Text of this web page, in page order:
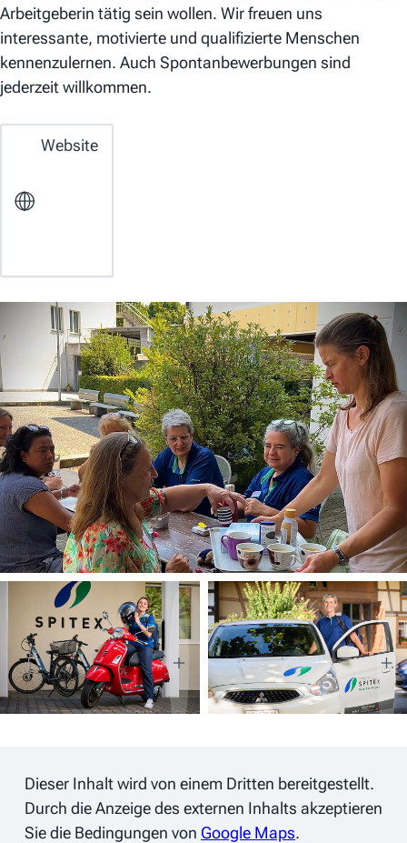
Arbeitgeberin tätig sein wollen. Wir freuen uns
interessante, motivierte und qualifizierte Menschen
kennenzulernen. Auch Spontanbewerbungen sind
jederzeit willkommen.
Website
Dieser Inhalt wird von einem Dritten bereitgestellt.
Durch die Anzeige des externen Inhalts akzeptieren
Sie die Bedingungen von Google Maps.